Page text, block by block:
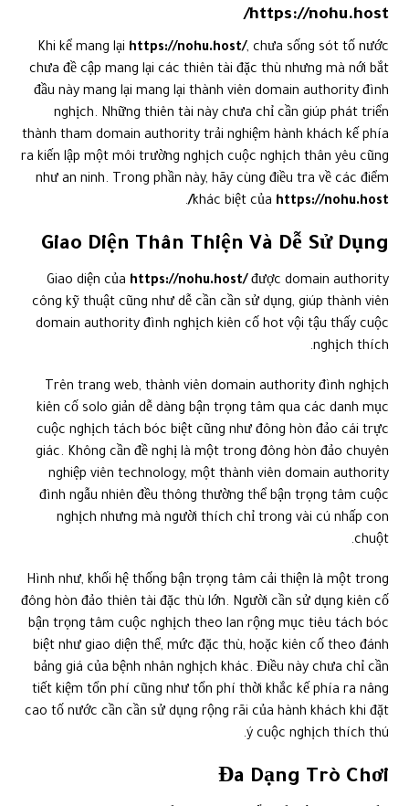
https://nohu.host/
Khi kể mang lại https://nohu.host/, chưa sống sót tố nước
chưa đề cập mang lại các thiên tài đặc thù nhưng mà nới bắt
đầu này mang lại mang lại thành viên domain authority đình
nghịch. Những thiên tài này chưa chỉ cần giúp phát triển
thành tham domain authority trải nghiệm hành khách kế phía
ra kiến lập một môi trường nghịch cuộc nghịch thân yêu cũng
như an ninh. Trong phần này, hãy cùng điều tra về các điểm
khác biệt của https://nohu.host/
.
Giao Diện Thân Thiện Và Dễ Sử Dụng
Giao diện của https://nohu.host/được domain authority
công kỹ thuật cũng như dễ cần cần sử dụng, giúp thành viên
domain authority đình nghịch kiên cố hot vội tậu thấy cuộc
nghịch thích.
Trên trang web, thành viên domain authority đình nghịch
kiên cố solo giản dễ dàng bận trọng tâm qua các danh mục
cuộc nghịch tách bóc biệt cũng như đông hòn đảo cái trực
giác. Không cần đề nghị là một trong đông hòn đảo chuyên
nghiệp viên technology, một thành viên domain authority
đình ngẫu nhiên đều thông thường thể bận trọng tâm cuộc
nghịch nhưng mà người thích chỉ trong vài cú nhấp con
chuột.
Hình như, khối hệ thống bận trọng tâm cải thiện là một trong
đông hòn đảo thiên tài đặc thù lớn. Người cần sử dụng kiên cố
bận trọng tâm cuộc nghịch theo lan rộng mục tiêu tách bóc
biệt như giao diện thể, mức đặc thù, hoặc kiên cố theo đánh
bảng giá của bệnh nhân nghịch khác. Điều này chưa chỉ cần
tiết kiệm tổn phí cũng như tổn phí thời khắc kế phía ra nâng
cao tố nước cần cần sử dụng rộng rãi của hành khách khi đặt
ý cuộc nghịch thích thú.
Đa Dạng Trò Chơi